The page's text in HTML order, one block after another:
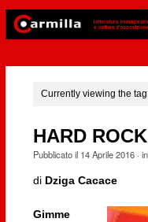
Currently viewing the
HARD
Pubblicato il 14 Aprile 2016· in
di Dziga Cacace
Gimme